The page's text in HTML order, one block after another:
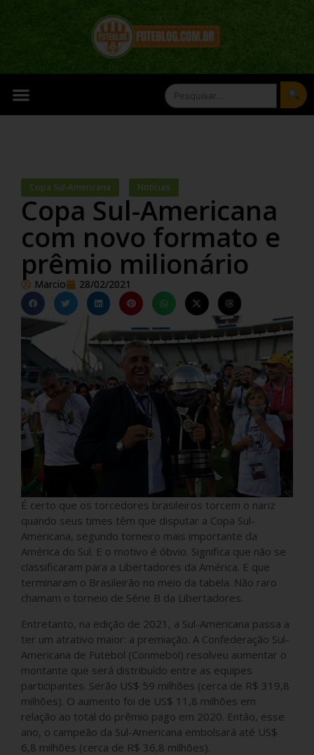
Copa Sul-Americana Notícias
Copa Sul-Americana
com novo formato e
prêmio milionário
Marcio 28/02/2021
É certo que os torcedores brasileiros torcem o nariz
quando seus times têm que disputar a Copa Sul-
Americana, segundo torneiro mais importante da
América do Sul. E o motivo é óbvio. Significa que não se
classificaram para a Libertadores da América. E que
terminaram o Brasileirão no meio da tabela. Não raro
chamam o torneio de Série B da Libertadores.
Entretanto, na edição de 2021, a Sul-Americana passa a
ter um atrativo maior: a premiação. A Confederação Sul-
Americana de Futebol (Conmebol) resolveu aumentar o
montante que será distribuído entre as equipes
participantes. Serão US$ 59 milhões (cerca de R$ 319,8
milhões). O aumento foi de US$ 11,8 milhões em
relação ao total do prêmio pago em 2020. Então, esse
ano, o campeão da Sul-Americana embolsará até US$
6,8 milhões (cerca de R$ 36,8 milhões).